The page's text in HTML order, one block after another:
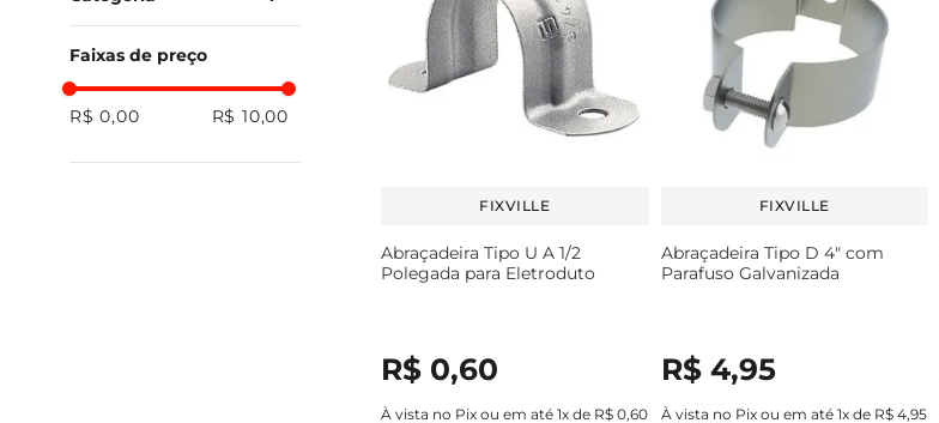
Eletrocalhas E
Acessórios
Infraestrutura
Elétrica
Faixas de preço
R$ 0,00 R$ 10,00
FIXVILLE
Abraçadeira Tipo U A 1/2
Polegada para Eletroduto
R$ 0,60
À vista no Pix ou em até 1x de R$ 0,60
FIXVILLE
Abraçadeira Tipo D 4" com
Parafuso Galvanizada
R$ 4,95
À vista no Pix ou em até 1x de R$ 4,95